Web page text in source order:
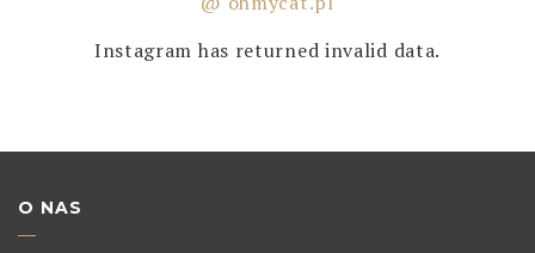
Instagram has returned invalid data.
O NAS